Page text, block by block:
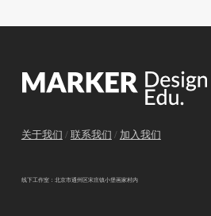
关于我们 / 联系我们 / 加入我们
线下工作室：北京市通州区宋庄镇小堡画家村内